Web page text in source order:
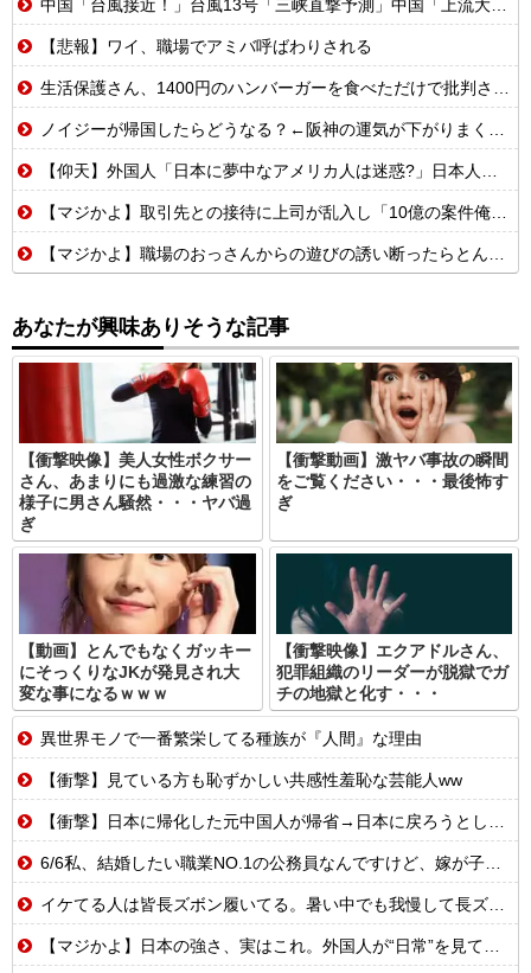
中国「台風接近！」台風13号「三峡直撃予測」中国「上流大洪水！（三峡上流」中国都市「8/5の映像（動画」三峡ダム「緊急放流（決壊危機」中国「下流大水害（震え声」→
【悲報】ワイ、職場でアミバ呼ばわりされる
生活保護さん、1400円のハンバーガーを食べただけで批判される
ノイジーが帰国したらどうなる？←阪神の運気が下がりまくるやろな
【仰天】外国人「日本に夢中なアメリカ人は迷惑?」日本人の回答が的確すぎた
【マジかよ】取引先との接待に上司が乱入し「10億の案件俺がもらったw残念だったな負け犬w」→取引先社長「誰だね君は…」既に契約成立していて…
【マジかよ】職場のおっさんからの遊びの誘い断ったらとんでもないこと言われたんだが
あなたが興味ありそうな記事
【衝撃映像】美人女性ボクサー
さん、あまりにも過激な練習の
様子に男さん騒然・・・ヤバ過
ぎ
【衝撃動画】激ヤバ事故の瞬間
をご覧ください・・・最後怖す
ぎ
【動画】とんでもなくガッキー
にそっくりなJKが発見され大
変な事になるｗｗｗ
【衝撃映像】エクアドルさん、
犯罪組織のリーダーが脱獄でガ
チの地獄と化す・・・
異世界モノで一番繁栄してる種族が『人間』な理由
【衝撃】見ている方も恥ずかしい共感性羞恥な芸能人ww
【衝撃】日本に帰化した元中国人が帰省→日本に戻ろうとしたら…
6/6私、結婚したい職業NO.1の公務員なんですけど、嫁が子供連れて家出した。全く理由は思いつかないけど強いてあげるとすれば母のせいかもしれない。嫁のせいでアトピー悪化しそう→
イケてる人は皆長ズボン履いてる。暑い中でも我慢して長ズボン履いてる。半ズボンはモテ無い。厳しいって
【マジかよ】日本の強さ、実はこれ。外国人が“日常”を見て衝撃を受けた理由